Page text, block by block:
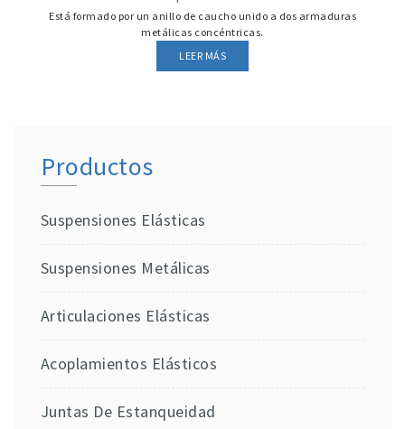
Está formado por un anillo de caucho unido a dos armaduras
metálicas concéntricas.
LEER MÁS
Productos
Suspensiones Elásticas
Suspensiones Metálicas
Articulaciones Elásticas
Acoplamientos Elásticos
Juntas De Estanqueidad